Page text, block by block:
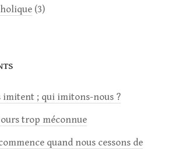
(3)
imitent ; qui imitons-nous ?
trop méconnue
quand nous cessons de